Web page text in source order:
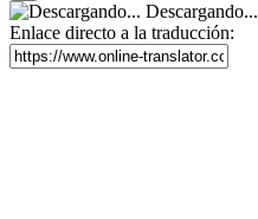
Descargando...
Enlace directo a la traducción: